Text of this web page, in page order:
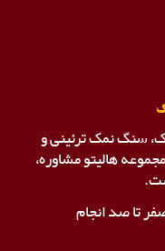
سنگ نمک ترئینی و
هالیتو مشاوره،
تا صد انجام